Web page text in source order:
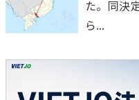
た。同決
ら...